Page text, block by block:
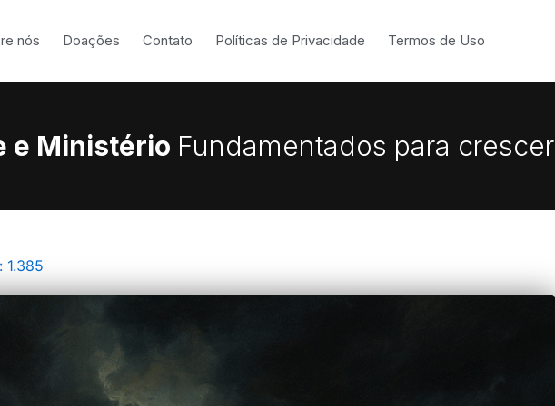
nós Doações Contato Políticas de Privacidade Termos de Uso
e Ministério Fundamentados para crescer
1.385